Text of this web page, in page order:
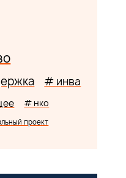
# инва
# нко
проект